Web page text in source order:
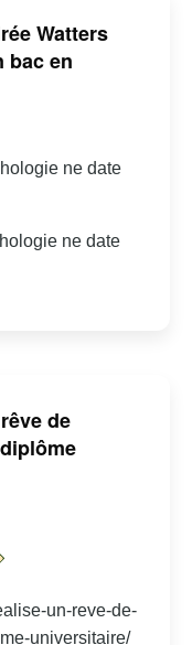
Watters
bac en
ne date
ne date
de
un-reve-de-
universitaire/